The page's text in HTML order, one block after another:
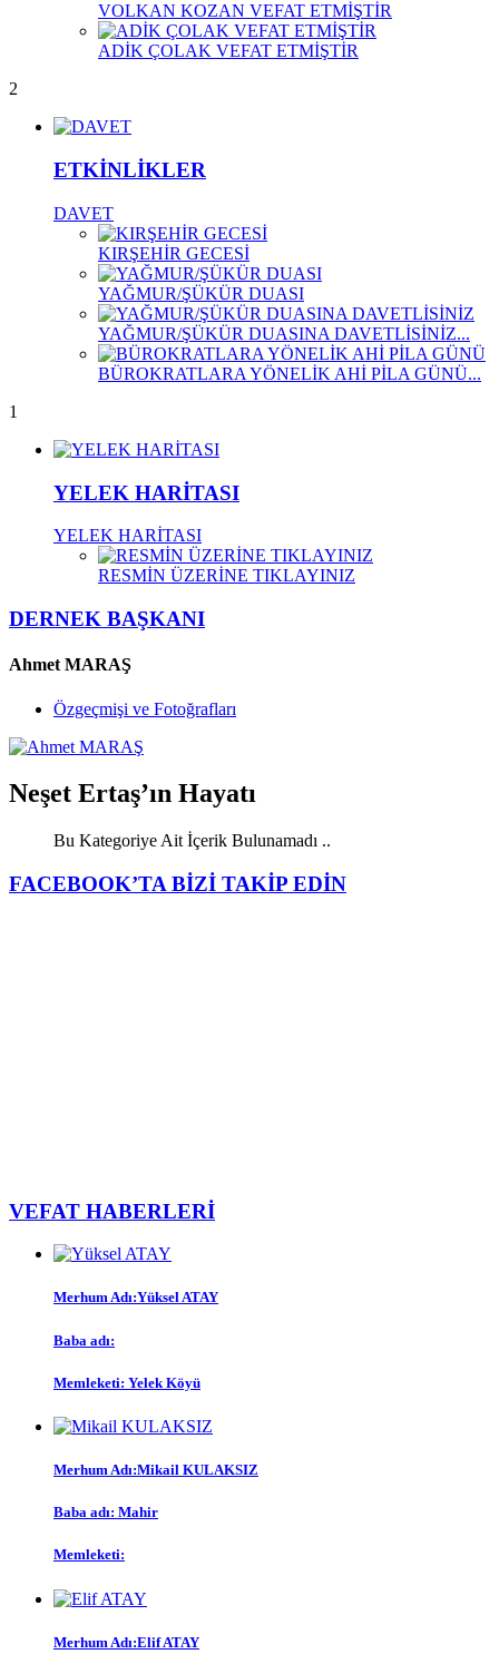
VOLKAN KOZAN VEFAT ETMİŞTİR
ADİK ÇOLAK VEFAT ETMİŞTİR
2
ETKİNLİKLER
DAVET
KIRŞEHİR GECESİ
YAĞMUR/ŞÜKÜR DUASI
YAĞMUR/ŞÜKÜR DUASINA DAVETLİSİNİZ...
BÜROKRATLARA YÖNELİK AHİ PİLA GÜNÜ...
1
YELEK HARİTASI
YELEK HARİTASI
RESMİN ÜZERİNE TIKLAYINIZ
DERNEK BAŞKANI
Ahmet MARAŞ
Özgeçmişi ve Fotoğrafları
Neşet Ertaş’ın Hayatı
Bu Kategoriye Ait İçerik Bulunamadı ..
FACEBOOK’TA BİZİ TAKİP EDİN
VEFAT HABERLERİ
Merhum Adı:Yüksel ATAY
Baba adı:
Memleketi: Yelek Köyü
Merhum Adı:Mikail KULAKSIZ
Baba adı: Mahir
Memleketi:
Merhum Adı:Elif ATAY